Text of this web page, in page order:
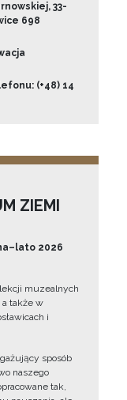
33-
698
(+48) 14
ZIEMI
2026
muzealnych
a także w
i
sposób
naszego
tak,